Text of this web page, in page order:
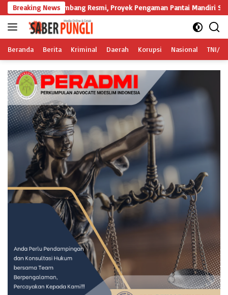
Langsung
ke
konten
Breaking News
Resmi, Proyek Pengaman Pantai Mandiri Sejati Sudah Sesuai
Beranda Berita Kriminal Daerah Korupsi Nasional TNI/